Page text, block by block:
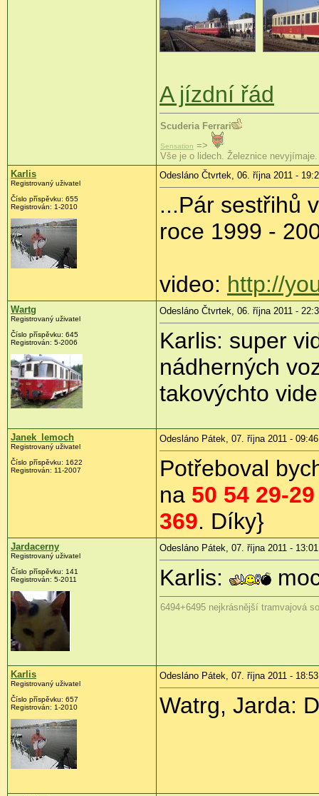
A jízdní řád
Scuderia Ferrari
Sensation =>
Vše je o lidech. Železnice nevyjímaje.
Karlis
Registrovaný uživatel
Číslo příspěvku: 655
Registrován: 1-2010
Odesláno Čtvrtek, 06. října 2011 -
...Pár sestřihů
roce 1999 -
video: http://
Wartg
Registrovaný uživatel
Číslo příspěvku: 645
Registrován: 5-2006
Odesláno Čtvrtek, 06. října 2011 -
Karlis: super
nádherných
takovýchto
Janek_lemoch
Registrovaný uživatel
Číslo příspěvku: 1622
Registrován: 11-2007
Odesláno Pátek, 07. října 2011 - 09:46
Potřeboval
na 50 54 29-
369. Díky}
Jardacerny
Registrovaný uživatel
Číslo příspěvku: 141
Registrován: 5-2011
Odesláno Pátek, 07. října 2011 - 13:01
Karlis:
6494+6495 nejkrásnější tramvajová
Karlis
Registrovaný uživatel
Číslo příspěvku: 657
Registrován: 1-2010
Odesláno Pátek, 07. října 2011 - 18:53
Watrg, Jarda: